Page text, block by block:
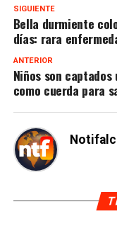
SIGUIENTE
Bella durmiente
días: rara
ANTERIOR
Niños son
como cuerda para